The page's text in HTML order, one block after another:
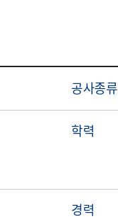
공사종류
학력
경력